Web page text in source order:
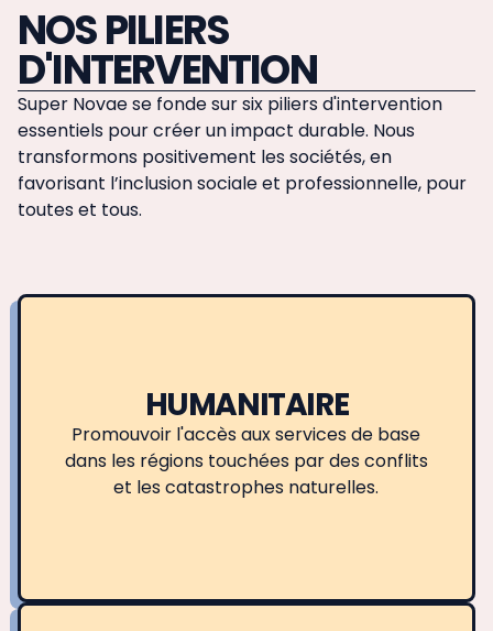
NOS PILIERS
D'INTERVENTION
Super Novae se fonde sur six piliers d'intervention
essentiels pour créer un impact durable. Nous
transformons positivement les sociétés, en
favorisant l’inclusion sociale et professionnelle, pour
toutes et tous.
HUMANITAIRE
Promouvoir l'accès aux services de base
dans les régions touchées par des conflits
et les catastrophes naturelles.